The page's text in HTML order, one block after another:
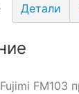
Детали
FM103